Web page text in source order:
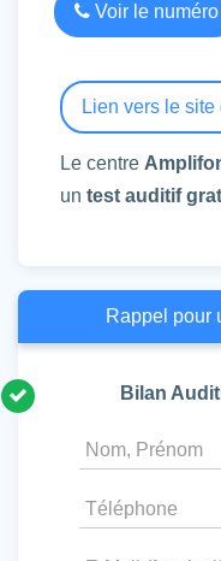
Voir le numéro
Lien vers le
Le centre
un test auditif
Rappel pour
Bilan